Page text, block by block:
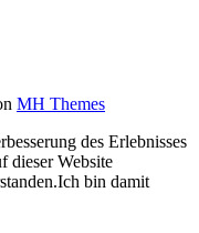
MH Themes
des Erlebnisses
dieser Website
Ich bin damit